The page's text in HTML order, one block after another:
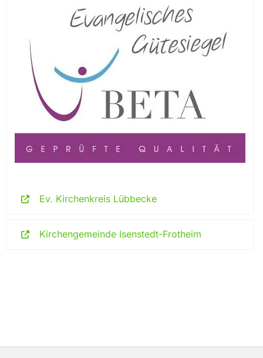
Ev. Kirchenkreis Lübbecke
Kirchengemeinde Isenstedt-Frotheim